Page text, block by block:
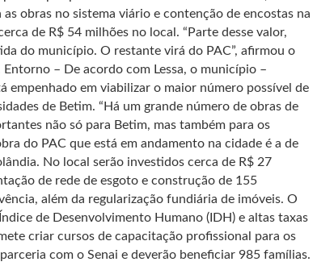
obras no sistema viário e contenção de encostas na
de R$ 54 milhões no local. “Parte desse valor,
do município. O restante virá do PAC”, afirmou o
– De acordo com Lessa, o município –
em viabilizar o maior número possível de
de Betim. “Há um grande número de obras de
não só para Betim, mas também para os
do PAC que está em andamento na cidade é a de
No local serão investidos cerca de R$ 27
de rede de esgoto e construção de 155
além da regularização fundiária de imóveis. O
de Desenvolvimento Humano (IDH) e altas taxas
criar cursos de capacitação profissional para os
com o Senai e deverão beneficiar 985 famílias.